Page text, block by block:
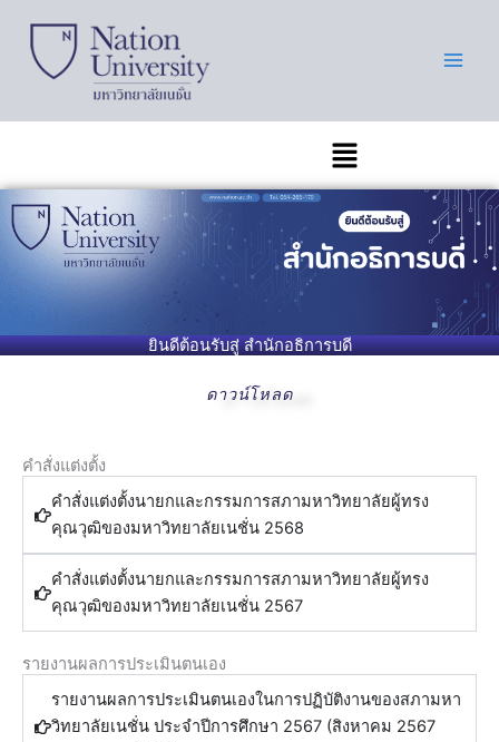
content
เมนู
ยินดีต้อนรับสู่ สำนักอธิการบดี
ดาวน์โหลด
คำสั่งแต่งตั้ง
คำสั่งแต่งตั้งนายกและกรรมการสภามหาวิทยาลัยผู้ทรง
คุณวุฒิของมหาวิทยาลัยเนชั่น 2568
คำสั่งแต่งตั้งนายกและกรรมการสภามหาวิทยาลัยผู้ทรง
คุณวุฒิของมหาวิทยาลัยเนชั่น 2567
รายงานผลการประเมินตนเอง
รายงานผลการประเมินตนเองในการปฏิบัติงานของสภามหา
วิทยาลัยเนชั่น ประจําปีการศึกษา 2567 (สิงหาคม 2567